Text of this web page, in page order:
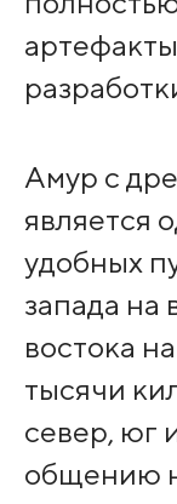
Амур с
является
удобных
запада на
востока
тысячи
север, юг
общению